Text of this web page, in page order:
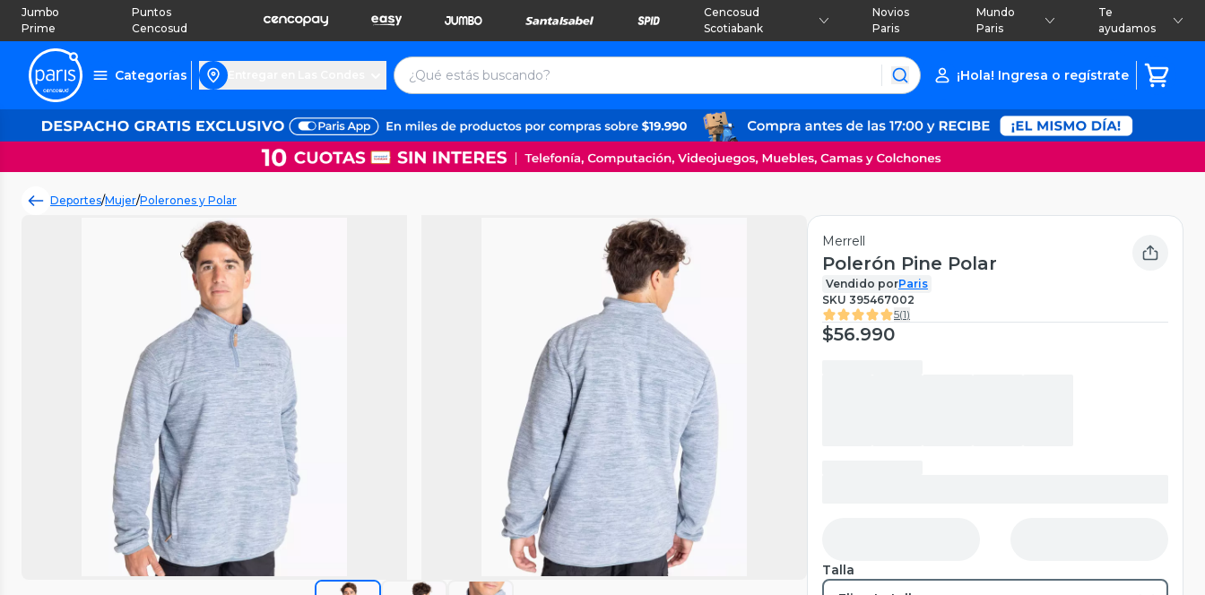
Jumbo
Prime
Puntos
Cencosud
Cencosud
Scotiabank
Novios
Paris
Mundo
Paris
Te
ayudamos
Categorías ¡Hola! Ingresa o regístrate
Deportes/Mujer/Polerones y Polar
Merrell
Polerón Pine Polar
Vendido porParis
SKU 395467002
5(1)
$56.990
Talla